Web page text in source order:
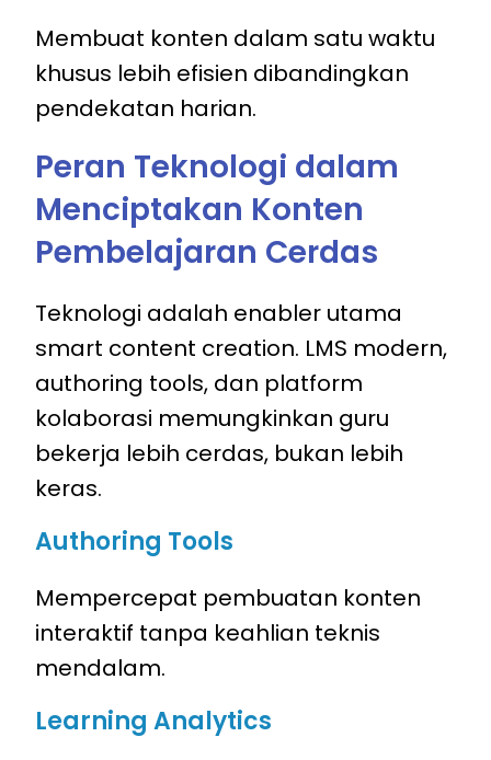
Membuat konten dalam satu waktu
khusus lebih efisien dibandingkan
pendekatan harian.
Peran Teknologi dalam
Menciptakan Konten
Pembelajaran Cerdas
Teknologi adalah enabler utama
smart content creation. LMS modern,
authoring tools, dan platform
kolaborasi memungkinkan guru
bekerja lebih cerdas, bukan lebih
keras.
Authoring Tools
Mempercepat pembuatan konten
interaktif tanpa keahlian teknis
mendalam.
Learning Analytics